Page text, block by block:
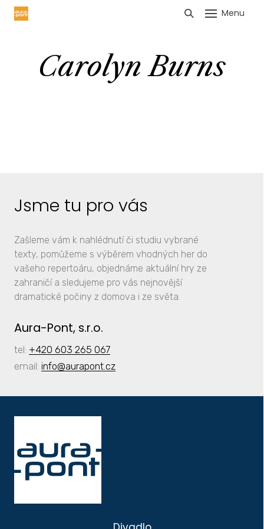
Menu
Carolyn Burns
Jsme tu pro vás
Zašleme vám k nahlédnutí či studiu vybrané
texty, pomůžeme s výběrem vhodných her do
vašeho repertoáru, objednáme aktuální hry ze
zahraničí a sledujeme pro vás nejnovější
dramatické počiny z domova i ze světa.
Aura-Pont, s.r.o.
tel: +420 603 265 067
email: info@aurapont.cz